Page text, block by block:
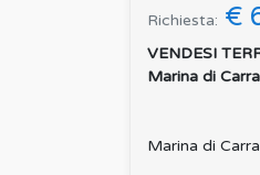
Richiesta: €
VENDESI
Marina di
Marina di